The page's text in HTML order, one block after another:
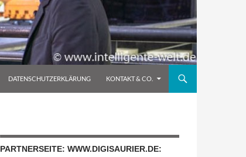
DATENSCHUTZERKLÄRUNG KONTAKT & CO.
PARTNERSEITE: WWW.DIGISAURIER.DE: